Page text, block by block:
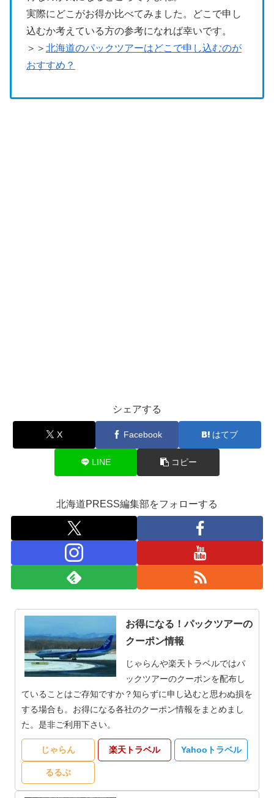
実際にどこがお得か比べてみました。どこで申し
込むか考えている方の参考になれば幸いです。
＞＞ 北海道のパックツアーはどこで申し込むのが
おすすめ？
シェアする
X Facebook はてブ
LINE コピー
北海道PRESS編集部をフォローする
お得になる！パックツアーの
クーポン情報
じゃらんや楽天トラベルではパ
ックツアーのクーポンを配布し
ていることはご存知ですか？知らずに申し込むと思わぬ損を
する場合も。お得になる各社のクーポン情報をまとめまし
た。是非ご利用下さい。
じゃらん 楽天トラベル Yahooトラベル
るるぶ